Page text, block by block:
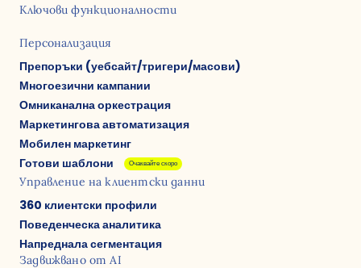
Ключови функционалности
Персонализация
Препоръки (уебсайт/тригери/масови)
Многоезични кампании
Омниканална оркестрация
Маркетингова автоматизация
Мобилен маркетинг
Готови шаблони
Очаквайте скоро
Управление на клиентски данни
360 клиентски профили
Поведенческа аналитика
Напреднала сегментация
Задвижвано от AI